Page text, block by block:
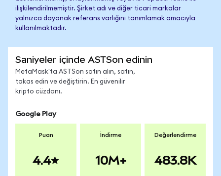
ilişkilendirilmemiştir. Şirket adı ve diğer ticari markalar
yalnızca dayanak referans varlığını tanımlamak amacıyla
kullanılmaktadır.
Saniyeler içinde ASTSon edinin
MetaMask'ta ASTSon satın alın, satın,
takas edin ve değiştirin. En güvenilir
kripto cüzdanı.
Google Play
Puan
4.4
İndirme
10M+
Değerlendirme
483.8K